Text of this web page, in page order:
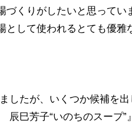
くりがしたいと思ってい
として使われるとても優雅
したが、いくつか候補を
巳芳子“いのちのスープ”